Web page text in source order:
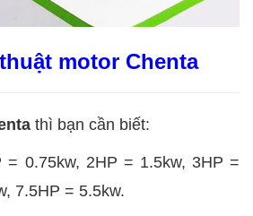
motor Chenta
thì bạn cần biết:
= 0.75kw, 2HP = 1.5kw, 3HP =
7.5HP = 5.5kw.